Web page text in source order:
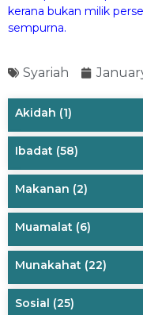
kerana bukan milik
sempurna.
Syariah
Akidah (1)
Ibadat (58)
Makanan (2)
Muamalat (6)
Munakahat (22)
Sosial (25)